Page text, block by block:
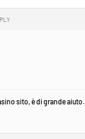
sito, è di grande aiuto.